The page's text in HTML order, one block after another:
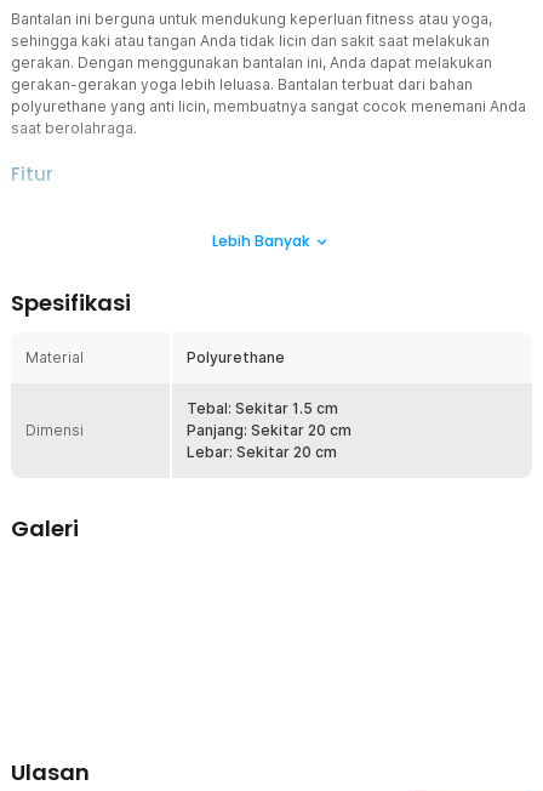
Bantalan ini berguna untuk mendukung keperluan fitness atau yoga,
sehingga kaki atau tangan Anda tidak licin dan sakit saat melakukan
gerakan. Dengan menggunakan bantalan ini, Anda dapat melakukan
gerakan-gerakan yoga lebih leluasa. Bantalan terbuat dari bahan
polyurethane yang anti licin, membuatnya sangat cocok menemani Anda
saat berolahraga.
Fitur
Anda dapat menaruh kaki atau tangan pada bantalan ini untuk
selama melakukan gerakan yoga.
Bantalan ini hadir dengan desain minimalis dan ukuran yang pas,
memudahkan Anda untuk menyimpan bantalan setelah selesai
digunakan.
menjadikannya awet untuk penggunaan jangka panjang.
Lebih Banyak
Spesifikasi
Material Polyurethane
Dimensi
Tebal: Sekitar 1.5 cm
Panjang: Sekitar 20 cm
Lebar: Sekitar 20 cm
Galeri
Ulasan